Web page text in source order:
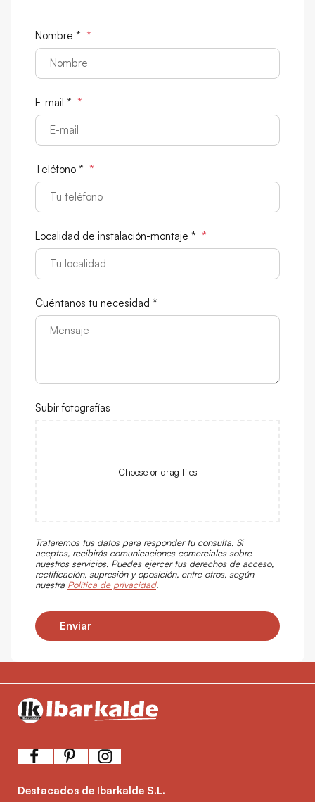
Nombre * *
E-mail * *
Teléfono * *
Localidad de instalación-montaje * *
Cuéntanos tu necesidad *
Subir fotografías
Choose or drag files
Trataremos tus datos para responder tu consulta. Si
aceptas, recibirás comunicaciones comerciales sobre
nuestros servicios. Puedes ejercer tus derechos de acceso,
rectificación, supresión y oposición, entre otros, según
nuestra Política de privacidad.
Enviar
Destacados de Ibarkalde S.L.